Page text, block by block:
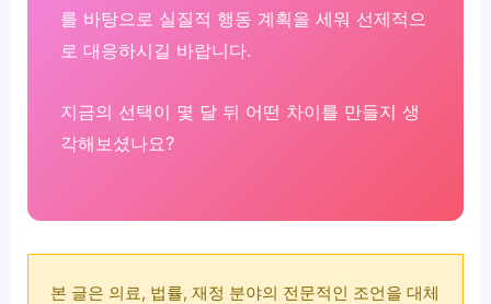
를 바탕으로 실질적 행동 계획을 세워 선제적으
로 대응하시길 바랍니다.
지금의 선택이 몇 달 뒤 어떤 차이를 만들지 생
각해보셨나요?
본 글은 의료, 법률, 재정 분야의 전문적인 조언을 대체